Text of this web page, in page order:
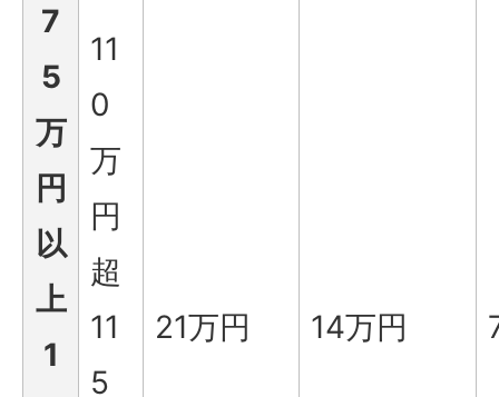
7
5
万
円
以
上
1
11
0
万
円
超
11
5
21万円 14万円